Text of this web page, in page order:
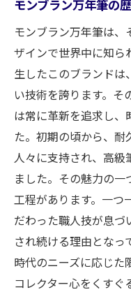
モンブラン
静岡市内で
中古モンブ
高価買取の秘訣
情
静岡市での
高価買取を
静岡市の買
モンブラン
静岡市での
高価買取を
法
モンブラン万年筆の
モンブラン万年筆は
ザインで世界中に知ら
生したこのブランドは
い技術を誇ります。そ
は常に革新を追求し、
た。初期の頃から、
人々に支持され、高級
ました。その魅力の
工程があります。一つ
だわった職人技が息づ
され続ける理由となっ
時代のニーズに応じた
コレクター心をくすぐ